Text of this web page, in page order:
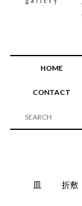
HOME
CONTACT
皿 折敷